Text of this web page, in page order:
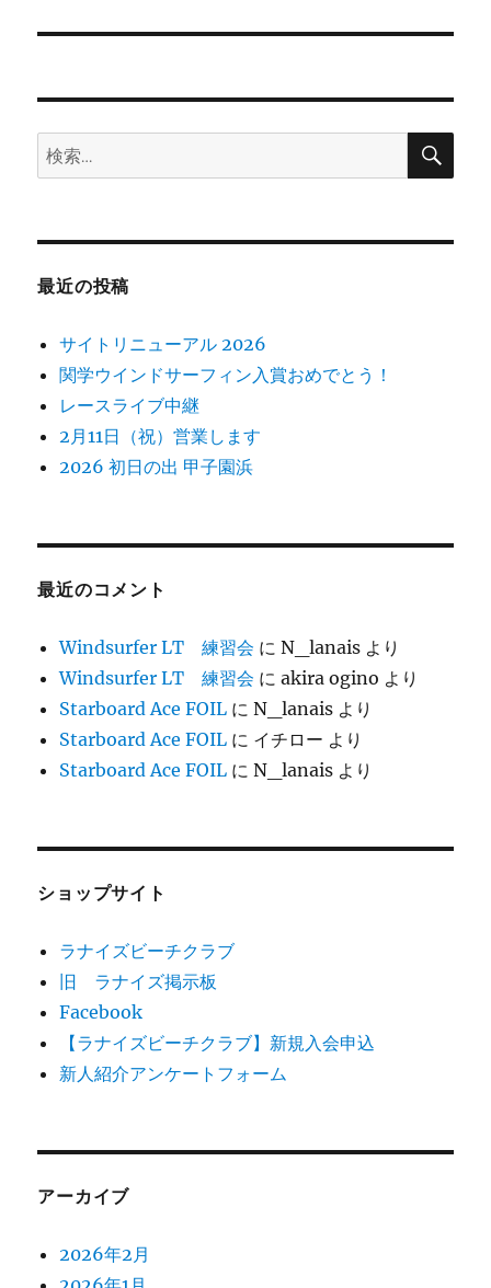
ー
ン
投
検
索:
検
最近の投稿
サイトリニューアル 2026
関学ウインドサーフィン入賞おめでとう！
レースライブ中継
2月11日（祝）営業します
2026 初日の出 甲子園浜
最近のコメント
Windsurfer LT 練習会 にN_lanais より
Windsurfer LT 練習会 にakira ogino より
Starboard Ace FOIL にN_lanais より
Starboard Ace FOIL に イチロー より
Starboard Ace FOIL にN_lanais より
ショップサイト
ラナイズビーチクラブ
旧 ラナイズ掲示板
Facebook
【ラナイズビーチクラブ】新規入会申込
新人紹介アンケートフォーム
アーカイブ
2026年2月